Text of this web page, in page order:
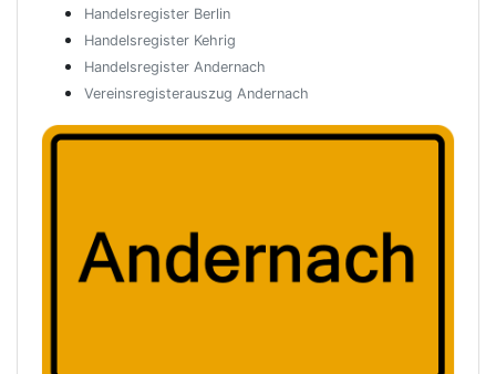
Handelsregister Berlin
Handelsregister Kehrig
Handelsregister Andernach
Vereinsregisterauszug Andernach